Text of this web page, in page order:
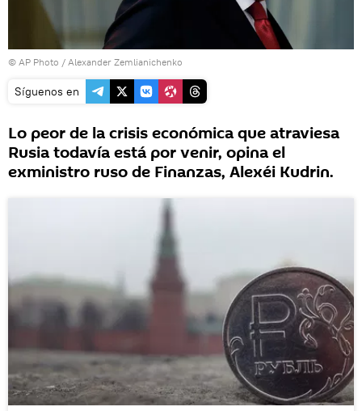
© AP Photo / Alexander Zemlianichenko
Síguenos en
Lo peor de la crisis económica que atraviesa
Rusia todavía está por venir, opina el
exministro ruso de Finanzas, Alexéi Kudrin.